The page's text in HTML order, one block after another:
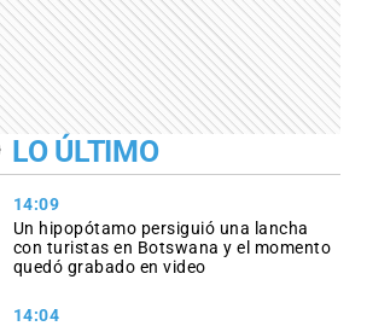
LO ÚLTIMO
14:09
Un hipopótamo persiguió una lancha
con turistas en Botswana y el momento
quedó grabado en video
14:04